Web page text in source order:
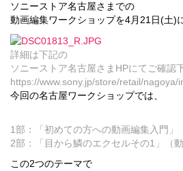
ソニーストア名古屋さまでの
動画編集ワークショップを4月21日(土)
詳細は下記の
ソニーストア名古屋さまHPにてご確認
https://www.sony.jp/store/retail/nagoya/
今回の名古屋ワークショップでは、
1部：「初めての方への動画編集入門」
2部：「目から鱗のエクセルその1」（動
この2つのテーマで